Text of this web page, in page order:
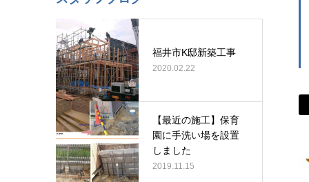
福井市K邸新築工事
2020.02.22
【最近の施工】保育
園に手洗い場を設置
しました
2019.11.15